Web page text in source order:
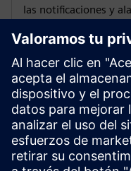
las notificaciones y
Soporte
Acceda a soporte
información de